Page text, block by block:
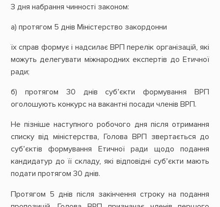
З дня набрання чинності законом:
а) протягом 5 днів Міністерство закордонни
їх справ формує і надсилає ВРП перелік організацій, які
можуть делегувати міжнародних експертів до Етичної
ради;
б) протягом 30 днів суб’єкти формування ВРП
оголошують конкурс на вакантні посади членів ВРП.
Не пізніше наступного робочого дня після отримання
списку від міністерства, Голова ВРП звертається до
суб’єктів формування Етичної ради щодо подання
кандидатур до її складу, які відповідні суб’єкти мають
подати протягом 30 днів.
Протягом 5 днів після закінчення строку на подання